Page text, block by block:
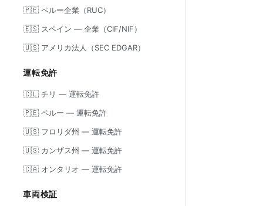
🇵🇪 ペルー企業（RUC）
🇪🇸 スペイン — 企業（CIF/NIF）
🇺🇸 アメリカ法人（SEC EDGAR）
運転免許
🇨🇱 チリ — 運転免許
🇵🇪 ペルー — 運転免許
🇺🇸 フロリダ州 — 運転免許
🇺🇸 カンザス州 — 運転免許
🇨🇦 オンタリオ — 運転免許
車両検証